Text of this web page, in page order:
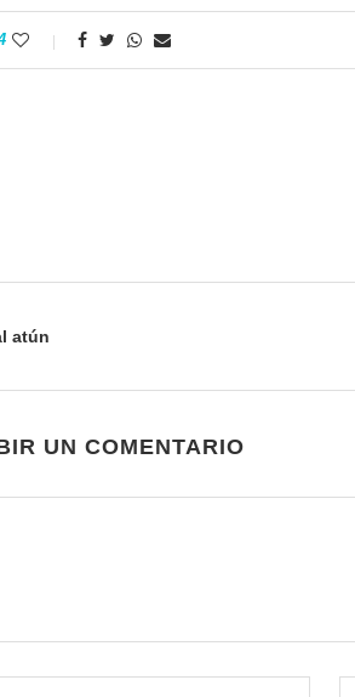
atún
UN COMENTARIO